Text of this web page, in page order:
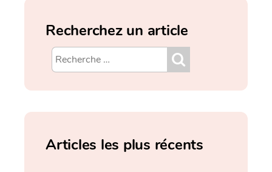
Recherchez un article
Articles les plus récents